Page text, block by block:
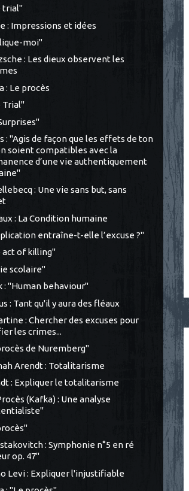
trial"
: Impressions et idées
moi"
: Les dieux observent les
: Le procès
Trial"
: "Agis de façon que les effets de ton
soient compatibles avec la
d’une vie authentiquement
: Une vie sans but, sans
: La Condition humaine
entraîne-t-elle l’excuse ?"
act of killing"
scolaire"
: "Human behaviour"
: Tant qu'il y aura des fléaux
: Chercher des excuses pour
les crimes...
de Nuremberg"
Arendt : Totalitarisme
: Expliquer le totalitarisme
(Kafka) : Une analyse
: Symphonie n°5 en ré
op. 47"
Levi : Expliquer l'injustifiable